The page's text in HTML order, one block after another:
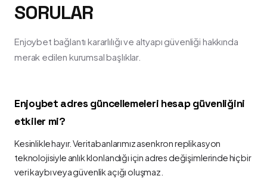
SORULAR
Enjoybet bağlantı kararlılığı ve altyapı güvenliği hakkında
merak edilen kurumsal başlıklar.
Enjoybet adres güncellemeleri hesap güvenliğini
etkiler mi?
Kesinlikle hayır. Veritabanlarımız asenkron replikasyon
teknolojisiyle anlık klonlandığı için adres değişimlerinde hiçbir
veri kaybı veya güvenlik açığı oluşmaz.